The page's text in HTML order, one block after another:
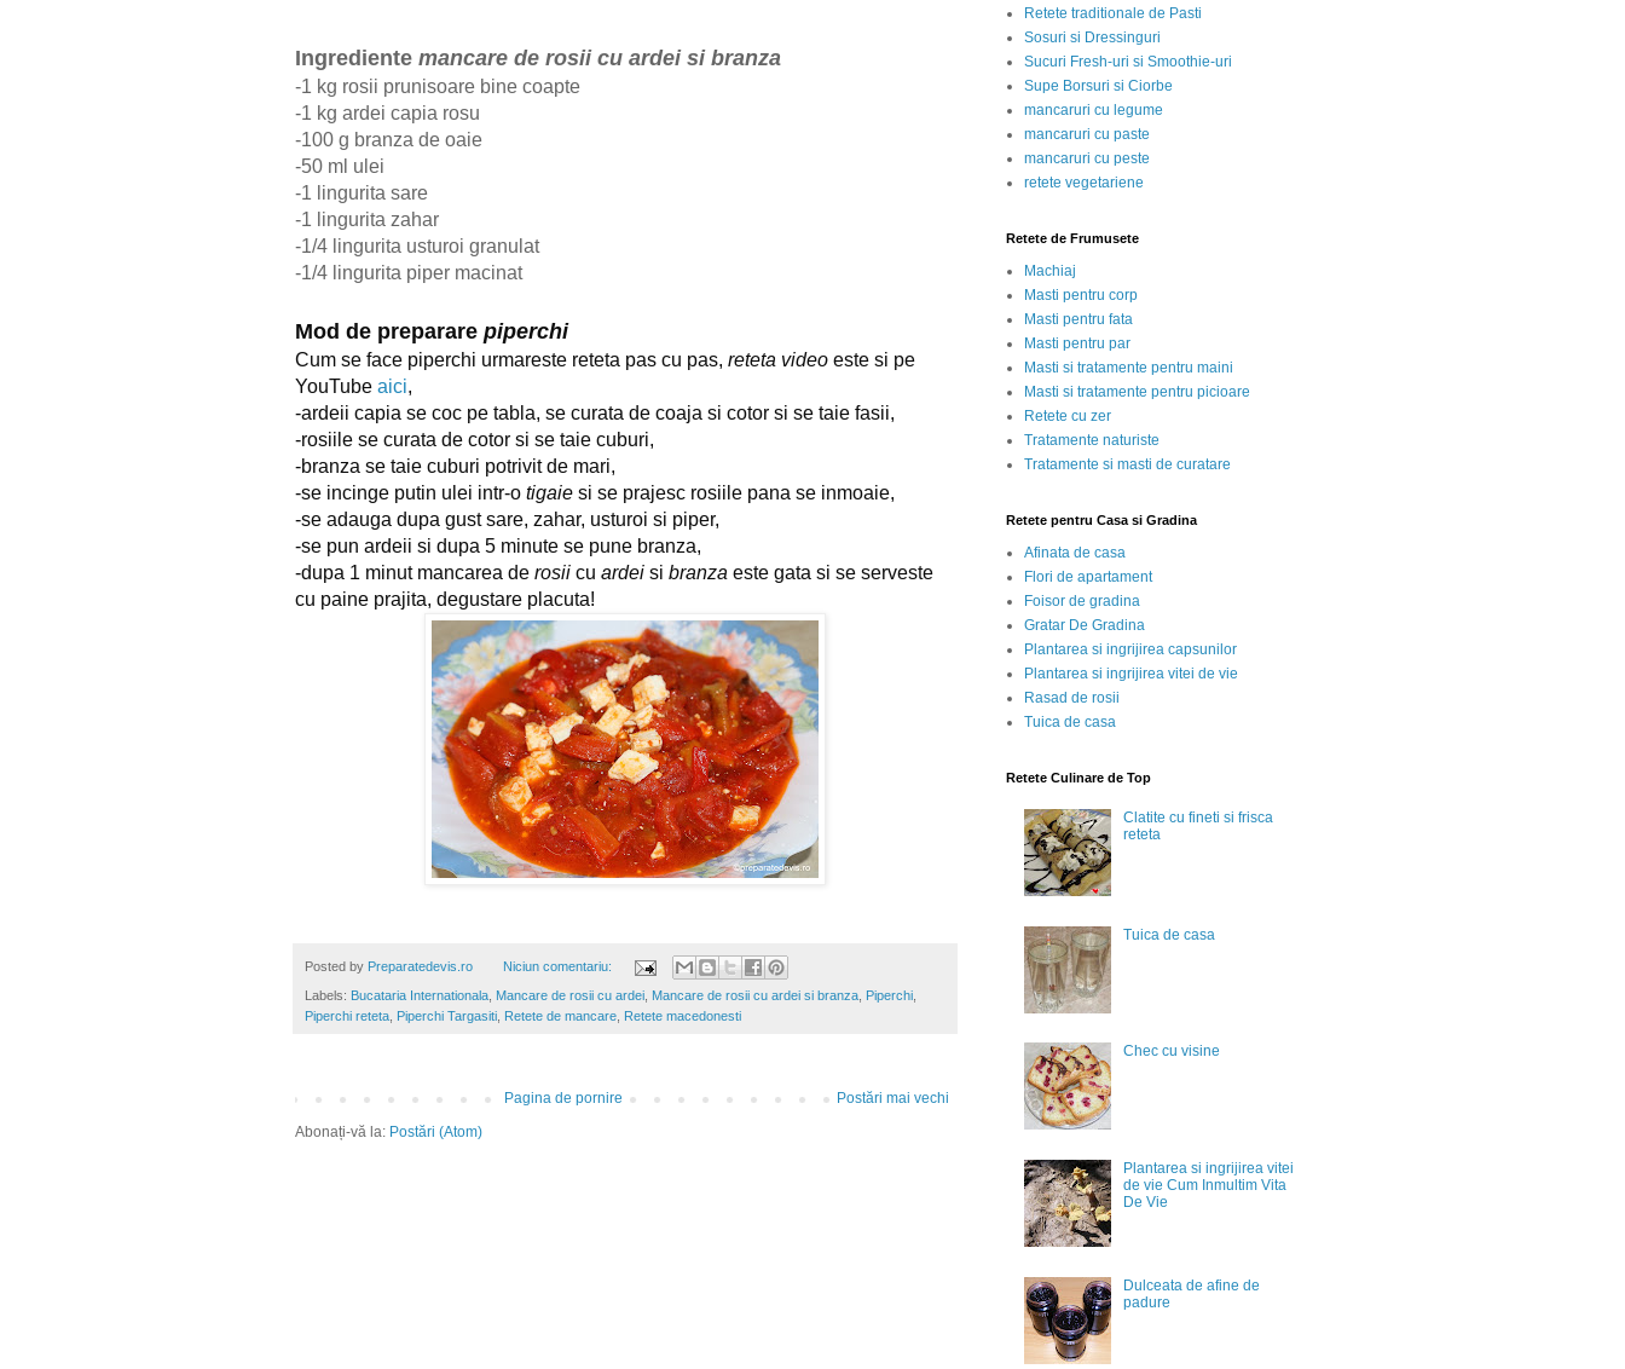
Ingrediente mancare de rosii cu ardei si branza
-1 kg rosii prunisoare bine coapte
-1 kg ardei capia rosu
-100 g branza de oaie
-50 ml ulei
-1 lingurita sare
-1 lingurita zahar
-1/4 lingurita usturoi granulat
-1/4 lingurita piper macinat
Mod de preparare piperchi
Cum se face piperchi urmareste reteta pas cu pas, reteta video este si pe
YouTube aici,
-ardeii capia se coc pe tabla, se curata de coaja si cotor si se taie fasii,
-rosiile se curata de cotor si se taie cuburi,
-branza se taie cuburi potrivit de mari,
-se incinge putin ulei intr-o tigaie si se prajesc rosiile pana se inmoaie,
-se adauga dupa gust sare, zahar, usturoi si piper,
-se pun ardeii si dupa 5 minute se pune branza,
-dupa 1 minut mancarea de rosii cu ardei si branza este gata si se serveste
cu paine prajita, degustare placuta!
Posted by Preparatedevis.ro Niciun comentariu:
Labels: Bucataria Internationala Mancare de rosii cu ardei Mancare de rosii cu ardei si branza Piperchi
Piperchi reteta
Piperchi Targasiti Retete de mancare Retete macedonesti
Postări mai vechi
Pagina de pornire
Abonați-vă la: Postări (Atom)
Retete traditionale de Pasti
Sosuri si Dressinguri
Sucuri Fresh-uri si Smoothie-uri
Supe Borsuri si Ciorbe
mancaruri cu legume
mancaruri cu paste
mancaruri cu peste
retete vegetariene
Retete de Frumusete
Machiaj
Masti pentru corp
Masti pentru fata
Masti pentru par
Masti si tratamente pentru maini
Masti si tratamente pentru picioare
Retete cu zer
Tratamente naturiste
Tratamente si masti de curatare
Retete pentru Casa si Gradina
Afinata de casa
Flori de apartament
Foisor de gradina
Gratar De Gradina
Plantarea si ingrijirea capsunilor
Plantarea si ingrijirea vitei de vie
Rasad de rosii
Tuica de casa
Retete Culinare de Top
Clatite cu fineti si frisca
reteta
Tuica de casa
Chec cu visine
Plantarea si ingrijirea vitei
de vie Cum Inmultim Vita
De Vie
Dulceata de afine de
padure